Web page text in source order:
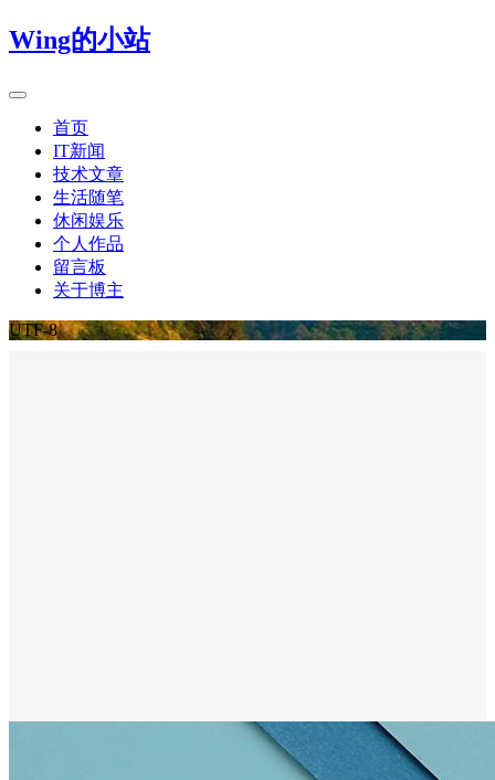
Wing的小站
首页
IT新闻
技术文章
生活随笔
休闲娱乐
个人作品
留言板
关于博主
UTF-8